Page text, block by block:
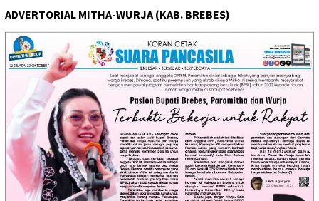
ADVERTORIAL MITHA-WURJA (KAB. BREBES)